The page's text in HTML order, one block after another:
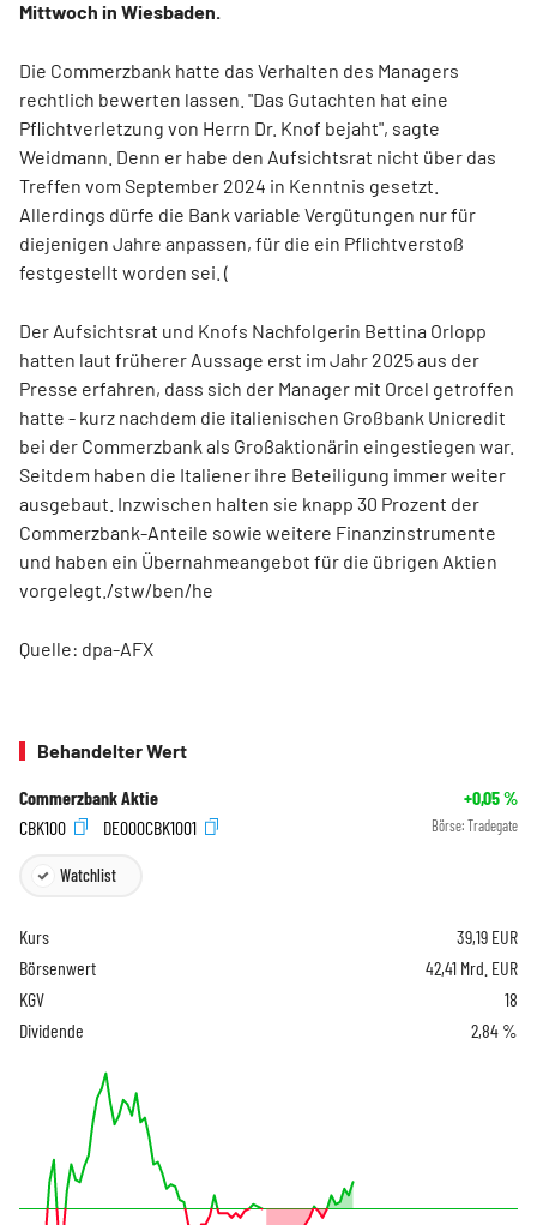
Mittwoch in Wiesbaden.
Die Commerzbank hatte das Verhalten des Managers
rechtlich bewerten lassen. "Das Gutachten hat eine
Pflichtverletzung von Herrn Dr. Knof bejaht", sagte
Weidmann. Denn er habe den Aufsichtsrat nicht über das
Treffen vom September 2024 in Kenntnis gesetzt.
Allerdings dürfe die Bank variable Vergütungen nur für
diejenigen Jahre anpassen, für die ein Pflichtverstoß
festgestellt worden sei. (
Der Aufsichtsrat und Knofs Nachfolgerin Bettina Orlopp
hatten laut früherer Aussage erst im Jahr 2025 aus der
Presse erfahren, dass sich der Manager mit Orcel getroffen
hatte - kurz nachdem die italienischen Großbank Unicredit
bei der Commerzbank als Großaktionärin eingestiegen war.
Seitdem haben die Italiener ihre Beteiligung immer weiter
ausgebaut. Inzwischen halten sie knapp 30 Prozent der
Commerzbank-Anteile sowie weitere Finanzinstrumente
und haben ein Übernahmeangebot für die übrigen Aktien
vorgelegt./stw/ben/he
Quelle: dpa-AFX
Behandelter Wert
Commerzbank Aktie +0,05%
CBK100
DE000CBK1001 Börse: Tradegate
Watchlist
Kurs 39,19 EUR
Börsenwert
42,41 Mrd. EUR
KGV
18
Dividende
2,84 %